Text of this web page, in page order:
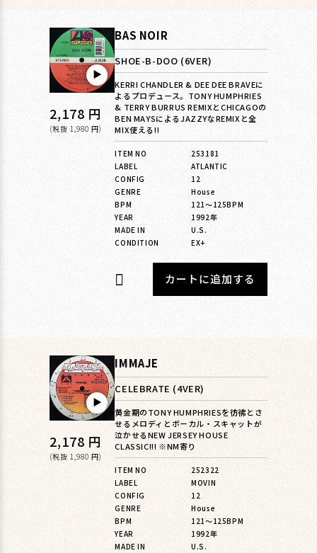
▶︎
通
常
2,178 円
(税抜 1,980 円)
BAS NOIR
SHOE-B-DOO (6VER)
KERRI CHANDLER & DEE DEE BRAVEに
よるプロデュース。TONY HUMPHRIES
& TERRY BURRUS REMIXとCHICAGOの
BEN MAYSによるJAZZYなREMIXと全
MIX使える!!
ITEM NO
253181
LABEL
ATLANTIC
CONFIG
12
GENRE
House
BPM
121〜125BPM
YEAR
1992年
MADE IN
U.S.
CONDITION
EX+
カートに追加する
▶︎
通
常
2,178 円
(税抜 1,980 円)
IMMAJE
CELEBRATE (4VER)
黄金期のTONY HUMPHRIESを彷彿とさ
せるメロディとボーカル・スキャットが
泣かせるNEW JERSEY HOUSE
CLASSIC!!! ※NM寄り
ITEM NO
252322
LABEL
MOVIN
CONFIG
12
GENRE
House
BPM
121〜125BPM
YEAR
1992年
MADE IN
U.S.